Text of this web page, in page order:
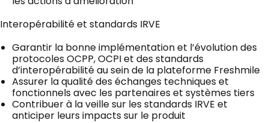
Interopérabilité et standards IRVE
Garantir la bonne implémentation et l’évolution des
protocoles OCPP, OCPI et des standards
d’interopérabilité au sein de la plateforme Freshmile
Assurer la qualité des échanges techniques et
fonctionnels avec les partenaires et systèmes tiers
Contribuer à la veille sur les standards IRVE et
anticiper leurs impacts sur le produit